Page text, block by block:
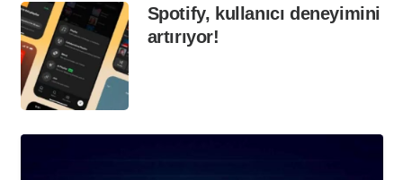
Spotify, kullanıcı deneyimini
artırıyor!